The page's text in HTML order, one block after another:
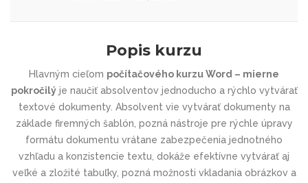
Popis kurzu
Hlavným cieľom počítačového kurzu Word – mierne
pokročilýje naučiť absolventov jednoducho a rýchlo vytvárať
textové dokumenty. Absolvent vie vytvárať dokumenty na
základe firemných šablón, pozná nástroje pre rýchle úpravy
formátu dokumentu vrátane zabezpečenia jednotného
vzhľadu a konzistencie textu, dokáže efektívne vytvárať aj
veľké a zložité tabuľky, pozná možnosti vkladania obrázkov a